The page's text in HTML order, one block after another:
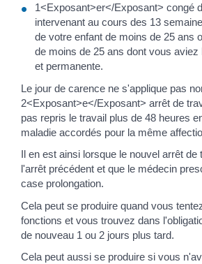
1<Exposant>er</Exposant> congé
intervenant au cours des 13
de votre enfant de moins de 25 ans
de moins de 25 ans dont vous
et permanente.
Le jour de carence ne s'applique pas
2<Exposant>e</Exposant> arrêt de
pas repris le travail plus de 48 heures
maladie accordés pour la même
Il en est ainsi lorsque le nouvel arrêt de
l'arrêt précédent et que le médecin
case prolongation.
Cela peut se produire quand vous
fonctions et vous trouvez dans
de nouveau 1 ou 2 jours plus tard.
Cela peut aussi se produire si vous